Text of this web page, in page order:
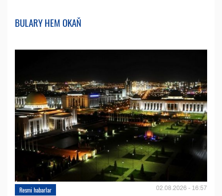
BULARY HEM OKAŇ
Resmi habarlar 02.08.2026 - 16:57